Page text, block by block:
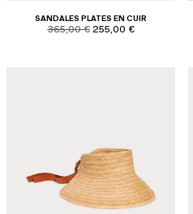
SANDALES PLATES EN CUIR
product.price.original
365,00 € product.price.sale
255,00 €